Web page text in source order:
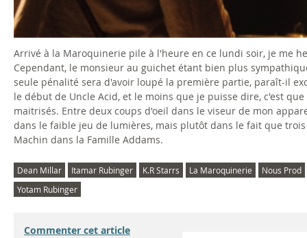
Arrivé à la Maroquinerie pile à l'heure en ce lundi soir, je me
Cependant, le monsieur au guichet étant bien plus
seule pénalité sera d'avoir loupé la première partie, paraît-il
le début de Uncle Acid, et le moins que je puisse dire, c'est
maitrisés. Entre deux coups d'oeil dans le viseur de mon
dans le faible jeu de lumières, mais plutôt dans le fait que
Machin dans la Famille Addams.
Dean Millar Itamar Rubinger K.R Starrs La Maroquinerie
Nous Prod
Yotam Rubinger
Commenter cet article